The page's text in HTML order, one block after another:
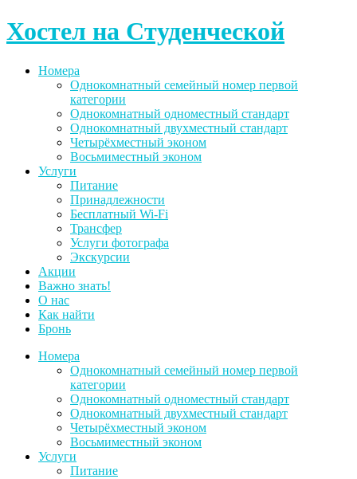
Skip
to
Хостел на Студенческой
Номера
Однокомнатный семейный номер первой
категории
Однокомнатный одноместный стандарт
Однокомнатный двухместный стандарт
Четырёхместный эконом
Восьмиместный эконом
Услуги
Питание
Принадлежности
Бесплатный Wi-Fi
Трансфер
Услуги фотографа
Экскурсии
Акции
Важно знать!
О нас
Как найти
Бронь
Номера
Однокомнатный семейный номер первой
категории
Однокомнатный одноместный стандарт
Однокомнатный двухместный стандарт
Четырёхместный эконом
Восьмиместный эконом
Услуги
Питание